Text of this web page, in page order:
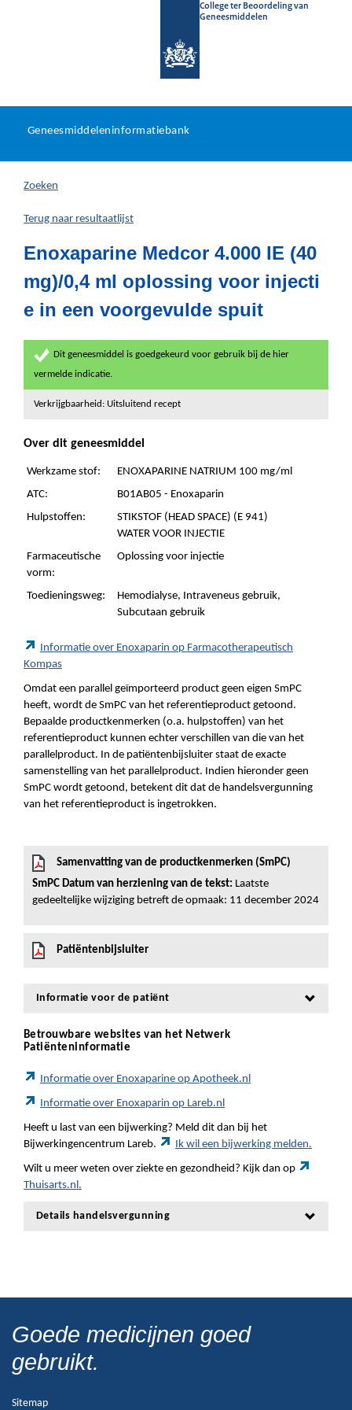
College ter Beoordeling van
Geneesmiddelen
U
hier:
Geneesmiddeleninformatiebank
Zoeken
Terug naar resultaatlijst
Enoxaparine Medcor 4.000 IE (40
mg)/0,4 ml oplossing voor injecti
e in een voorgevulde spuit
Dit geneesmiddel is goedgekeurd voor gebruik bij de hier
vermelde indicatie.
Verkrijgbaarheid: Uitsluitend recept
Over dit geneesmiddel
Werkzame stof:
ENOXAPARINE NATRIUM 100 mg/ml
ATC:
B01AB05 - Enoxaparin
Hulpstoffen:
STIKSTOF (HEAD SPACE) (E 941)
WATER VOOR INJECTIE
Farmaceutische
vorm:
Oplossing voor injectie
Toedieningsweg:
Hemodialyse, Intraveneus gebruik,
Subcutaan gebruik
Informatie over Enoxaparin op Farmacotherapeutisch
Kompas
Omdat een parallel geïmporteerd product geen eigen SmPC
heeft, wordt de SmPC van het referentieproduct getoond.
Bepaalde productkenmerken (o.a. hulpstoffen) van het
referentieproduct kunnen echter verschillen van die van het
parallelproduct. In de patiëntenbijsluiter staat de exacte
samenstelling van het parallelproduct. Indien hieronder geen
SmPC wordt getoond, betekent dit dat de handelsvergunning
van het referentieproduct is ingetrokken.
Samenvatting van de productkenmerken (SmPC)
SmPC Datum van herziening van de tekst: Laatste
gedeeltelijke wijziging betreft de opmaak: 11 december 2024
Patiëntenbijsluiter
Informatie voor de patiënt
Betrouwbare websites van het Netwerk
Patiënteninformatie
Informatie over Enoxaparine op Apotheek.nl
Informatie over Enoxaparin op Lareb.nl
Heeft u last van een bijwerking? Meld dit dan bij het
Bijwerkingencentrum Lareb.
Ik wil een bijwerking melden.
Wilt u meer weten over ziekte en gezondheid? Kijk dan op
Thuisarts.nl.
Details handelsvergunning
Goede medicijnen goed
gebruikt.
Sitemap